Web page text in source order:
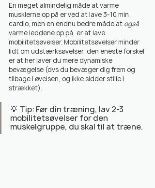
En meget almindelig måde at varme
musklerne op på er ved at lave 3-10 min
cardio, men en endnu bedre måde at også
varme leddene op på, er at lave
mobilitetsøvelser. Mobilitetsøvelser minder
lidt om udstærksøvelser, den eneste forskel
er at her laver du mere dynamiske
bevægelse (dvs du bevæger dig frem og
tilbage i øvelsen, og ikke sidder stille i
strækket).
💡 Tip: Før din træning, lav 2-3
mobilitetsøvelser for den
muskelgruppe, du skal til at træne.